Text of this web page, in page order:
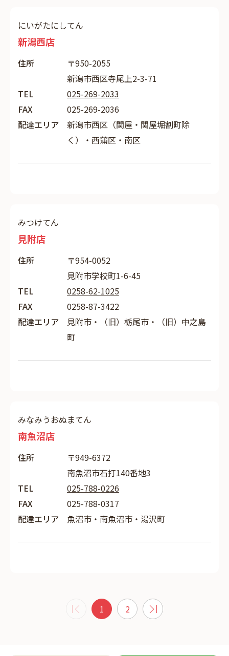
にいがたにしてん
新潟西店
住所
〒950-2055
新潟市西区寺尾上2-3-71
TEL
025-269-2033
FAX
025-269-2036
配達エリア
新潟市西区（関屋・関屋堀割町除
く）・西蒲区・南区
みつけてん
見附店
住所
〒954-0052
見附市学校町1-6-45
TEL
0258-62-1025
FAX
0258-87-3422
配達エリア
見附市・（旧）栃尾市・（旧）中之島
町
みなみうおぬまてん
南魚沼店
住所
〒949-6372
南魚沼市石打140番地3
TEL
025-788-0226
FAX
025-788-0317
配達エリア
魚沼市・南魚沼市・湯沢町
1 2